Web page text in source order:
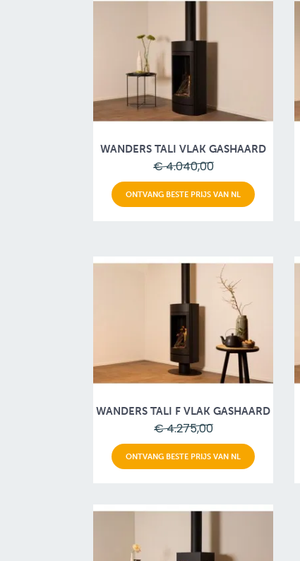
WANDERS TALI VLAK GASHAARD
€ 4.040,00
ONTVANG BESTE PRIJS VAN NL
WANDERS TALI F VLAK GASHAARD
€ 4.275,00
ONTVANG BESTE PRIJS VAN NL